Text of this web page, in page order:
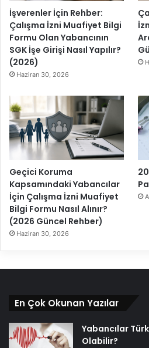
İşverenler İçin Rehber:
Çalışma İzni Muafiyet Bilgi
Formu Olan Yabancının
SGK İşe Girişi Nasıl Yapılır?
(2026)
Haziran 30, 2026
Geçici Koruma
Kapsamındaki Yabancılar
İçin Çalışma İzni Muafiyet
Bilgi Formu Nasıl Alınır?
(2026 Güncel Rehber)
Haziran 30, 2026
En Çok Okunan Yazılar
Yabancılar
Olabilir?